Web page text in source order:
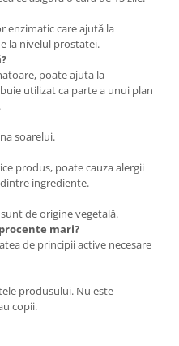
enzimatic care ajută la
la nivelul prostatei.
poate ajuta la
utilizat ca parte a unui plan
soarelui.
produs, poate cauza alergii
ingrediente.
de origine vegetală.
mari?
de principii active necesare
produsului. Nu este
copii.